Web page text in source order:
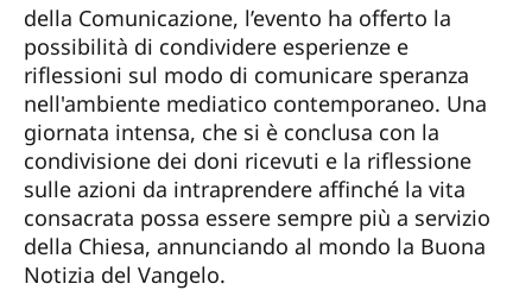
della Comunicazione, l’evento ha offerto la
possibilità di condividere esperienze e
riflessioni sul modo di comunicare speranza
nell'ambiente mediatico contemporaneo. Una
giornata intensa, che si è conclusa con la
condivisione dei doni ricevuti e la riflessione
sulle azioni da intraprendere affinché la vita
consacrata possa essere sempre più a servizio
della Chiesa, annunciando al mondo la Buona
Notizia del Vangelo.